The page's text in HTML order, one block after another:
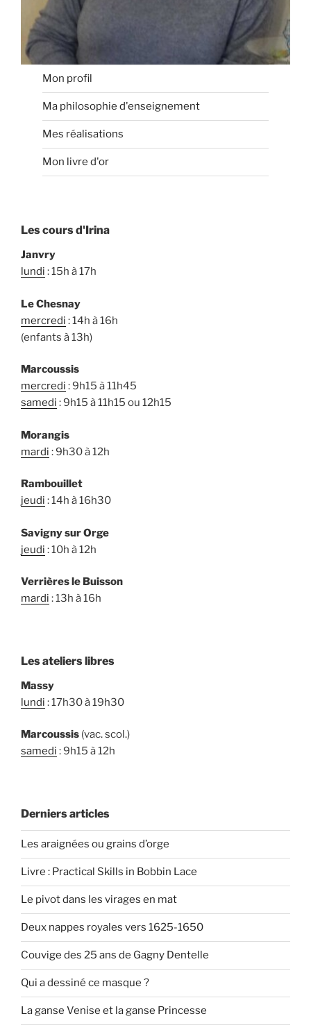
Mon profil
Ma philosophie d'enseignement
Mes réalisations
Mon livre d'or
Les cours d'Irina
Janvry
lundi : 15h à 17h
Le Chesnay
mercredi : 14h à 16h
(enfants à 13h)
Marcoussis
mercredi : 9h15 à 11h45
samedi : 9h15 à 11h15 ou 12h15
Morangis
mardi : 9h30 à 12h
Rambouillet
jeudi : 14h à 16h30
Savigny sur Orge
jeudi : 10h à 12h
Verrières le Buisson
mardi : 13h à 16h
Les ateliers libres
Massy
lundi : 17h30 à 19h30
Marcoussis (vac. scol.)
samedi : 9h15 à 12h
Derniers articles
Les araignées ou grains d’orge
Livre : Practical Skills in Bobbin Lace
Le pivot dans les virages en mat
Deux nappes royales vers 1625-1650
Couvige des 25 ans de Gagny Dentelle
Qui a dessiné ce masque ?
La ganse Venise et la ganse Princesse